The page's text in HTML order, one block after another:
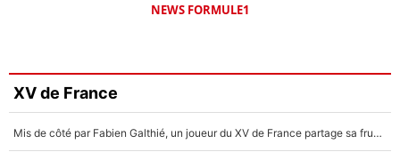
NEWS FORMULE1
XV de France
Mis de côté par Fabien Galthié, un joueur du XV de France partage sa frustration : «ils ne me l’ont pas dit tout de suite»